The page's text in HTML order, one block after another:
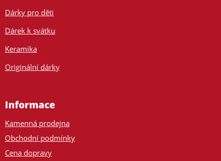
Dárky pro děti
Dárek k svátku
Keramika
Originální dárky
Informace
Kamenná prodejna
Obchodní podmínky
Cena dopravy